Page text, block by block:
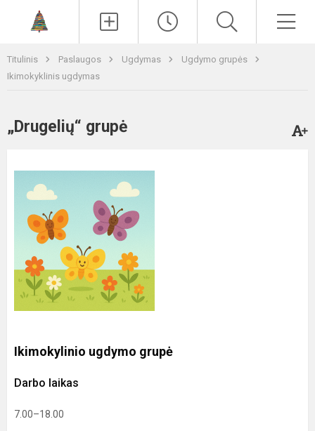
Titulinis Paslaugos Ugdymas
Ugdymo grupės
Ikimokyklinis ugdymas
„Drugelių“ grupė
Ikimokylinio ugdymo grupė
Darbo laikas
7.00–18.00